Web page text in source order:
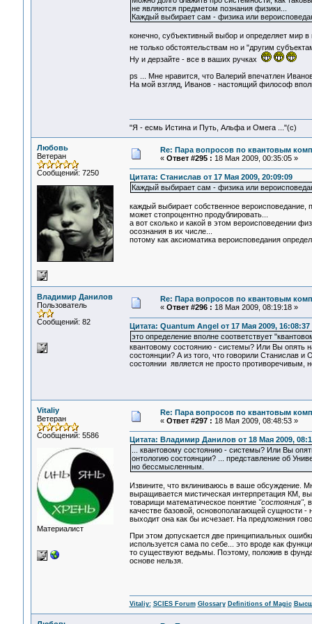
не являются предметом познания физики...
Каждый выбирает сам - физика или
конечно, субъективный выбор и определяет мир
не только обстоятельствам но и "другим
Ну и дерзайте - все в ваших ручках
ps ... Мне нравится, что Валерий впечатлен
На мой взгляд, Иванов - настоящий философ
"Я - есмь Истина и Путь, Альфа и Омега ..."(с)
Любовь
Ветеран
Сообщений: 7250
Re: Пара вопросов по квантовым
« Ответ #295 : 18 Мая 2009, 00:35:05 »
Цитата: Станислав от 17 Мая 2009, 20:09:09
Каждый выбирает сам - физика или
каждый выбирает собственное вероисповедание,
может стопроцентно продублировать...
а вот сколько и какой в этом вероисповедении
осознания в их числе...
потому как аксиоматика вероисповедания
Владимир Данилов
Пользователь
Сообщений: 82
Re: Пара вопросов по квантовым
« Ответ #296 : 18 Мая 2009, 08:19:18 »
Цитата: Quantum Angel от 17 Мая 2009, 16:08:37
это определение вполне соответствует
квантовому состоянию - системы? Или Вы опять
состоянции? А из того, что говорили Станислав
состоянии является не просто противоречивым,
Vitaliy
Ветеран
Сообщений: 5586
Материалист
Re: Пара вопросов по квантовым
« Ответ #297 : 18 Мая 2009, 08:48:53 »
Цитата: Владимир Данилов от 18 Мая 2009,
... квантовому состоянию - системы? Или Вы
онтологию состоянции? ... представление об
но бессмысленным.
Извините, что вклиниваюсь в ваше обсуждение.
выращивается мистическая интерпретация КМ,
товарищи математическое понятие "состояния",
качестве базовой, основополагающей сущности
выходит она как бы исчезает. На предложения
При этом допускается две принципиальных
используется сама по себе... это вроде как
то существуют ведьмы. Поэтому, положив в
основе нельзя.
Vitaliy: SCIES Forum Glossary Definitions of Magic